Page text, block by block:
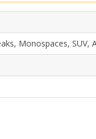
Monospaces, SUV,